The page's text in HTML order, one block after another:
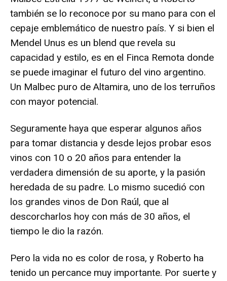
también se lo reconoce por su mano para con el
cepaje emblemático de nuestro país. Y si bien el
Mendel Unus es un blend que revela su
capacidad y estilo, es en el Finca Remota donde
se puede imaginar el futuro del vino argentino.
Un Malbec puro de Altamira, uno de los terruños
con mayor potencial.
Seguramente haya que esperar algunos años
para tomar distancia y desde lejos probar esos
vinos con 10 o 20 años para entender la
verdadera dimensión de su aporte, y la pasión
heredada de su padre. Lo mismo sucedió con
los grandes vinos de Don Raúl, que al
descorcharlos hoy con más de 30 años, el
tiempo le dio la razón.
Pero la vida no es color de rosa, y Roberto ha
tenido un percance muy importante. Por suerte y